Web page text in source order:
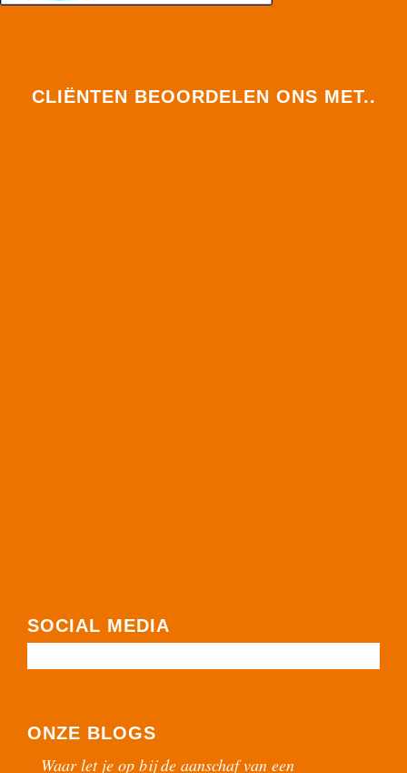
CLIËNTEN BEOORDELEN ONS MET..
SOCIAL MEDIA
ONZE BLOGS
Waar let je op bij de aanschaf van een